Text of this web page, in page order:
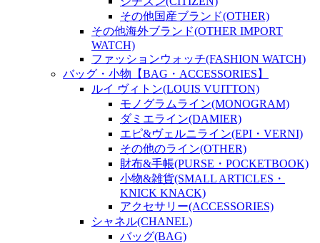
その他国産ブランド(OTHER)
その他海外ブランド(OTHER IMPORT
WATCH)
ファッションウォッチ(FASHION WATCH)
バッグ・小物【BAG・ACCESSORIES】
ルイ ヴィトン(LOUIS VUITTON)
モノグラムライン(MONOGRAM)
ダミエライン(DAMIER)
エピ&ヴェルニライン(EPI・VERNI)
その他のライン(OTHER)
財布&手帳(PURSE・POCKETBOOK)
小物&雑貨(SMALL ARTICLES・
KNICK KNACK)
アクセサリー(ACCESSORIES)
シャネル(CHANEL)
バッグ(BAG)